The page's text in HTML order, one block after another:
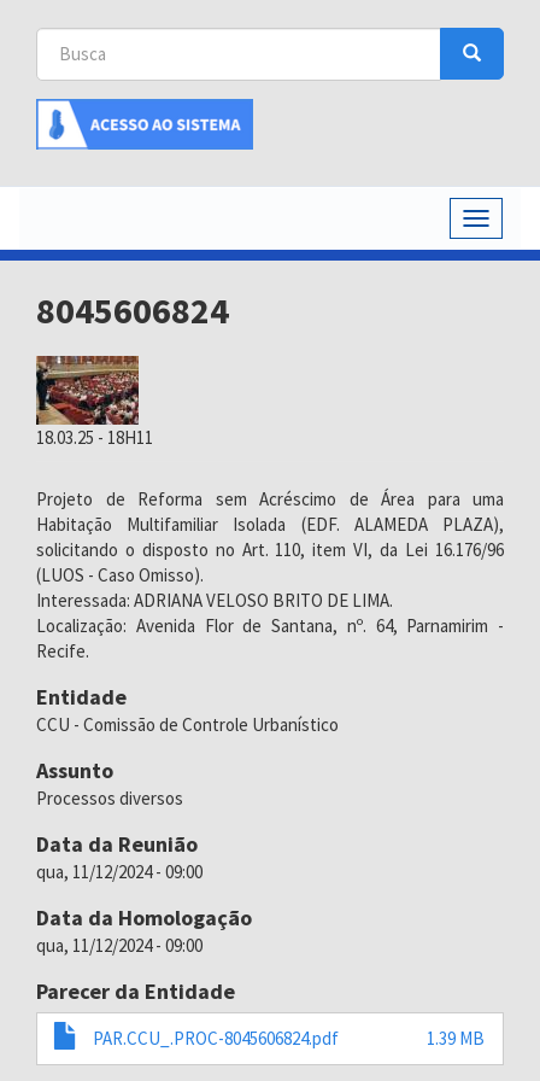
Buscar
Busca
Busca
Toggle
8045606824
18.03.25 - 18H11
Projeto de Reforma sem Acréscimo de Área para uma
Habitação Multifamiliar Isolada (EDF. ALAMEDA PLAZA),
solicitando o disposto no Art. 110, item VI, da Lei 16.176/96
(LUOS - Caso Omisso).
Interessada: ADRIANA VELOSO BRITO DE LIМА.
Localização: Avenida Flor de Santana, nº. 64, Parnamirim -
Recife.
Entidade
CCU - Comissão de Controle Urbanístico
Assunto
Processos diversos
Data da Reunião
qua, 11/12/2024 - 09:00
Data da Homologação
qua, 11/12/2024 - 09:00
Parecer da Entidade
PAR.CCU_.PROC-8045606824.pdf 1.39 MB